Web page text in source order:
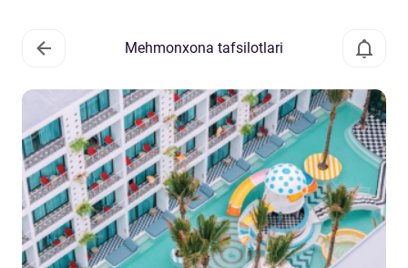
Mehmonxona tafsilotlari